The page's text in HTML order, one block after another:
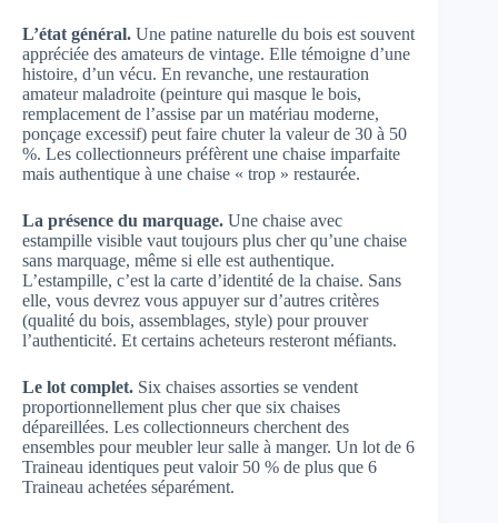
L’état général. Une patine naturelle du bois est souvent
appréciée des amateurs de vintage. Elle témoigne d’une
histoire, d’un vécu. En revanche, une restauration
amateur maladroite (peinture qui masque le bois,
remplacement de l’assise par un matériau moderne,
ponçage excessif) peut faire chuter la valeur de 30 à 50
%. Les collectionneurs préfèrent une chaise imparfaite
mais authentique à une chaise « trop » restaurée.
La présence du marquage. Une chaise avec
estampille visible vaut toujours plus cher qu’une chaise
sans marquage, même si elle est authentique.
L’estampille, c’est la carte d’identité de la chaise. Sans
elle, vous devrez vous appuyer sur d’autres critères
(qualité du bois, assemblages, style) pour prouver
l’authenticité. Et certains acheteurs resteront méfiants.
Le lot complet. Six chaises assorties se vendent
proportionnellement plus cher que six chaises
dépareillées. Les collectionneurs cherchent des
ensembles pour meubler leur salle à manger. Un lot de 6
Traineau identiques peut valoir 50 % de plus que 6
Traineau achetées séparément.